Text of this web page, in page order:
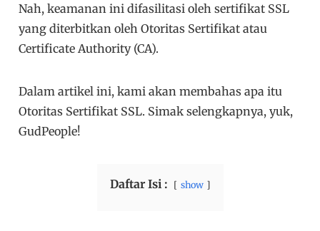
Nah, keamanan ini difasilitasi oleh sertifikat SSL
yang diterbitkan oleh Otoritas Sertifikat atau
Certificate Authority (CA).
Dalam artikel ini, kami akan membahas apa itu
Otoritas Sertifikat SSL. Simak selengkapnya, yuk,
GudPeople!
Daftar Isi : show